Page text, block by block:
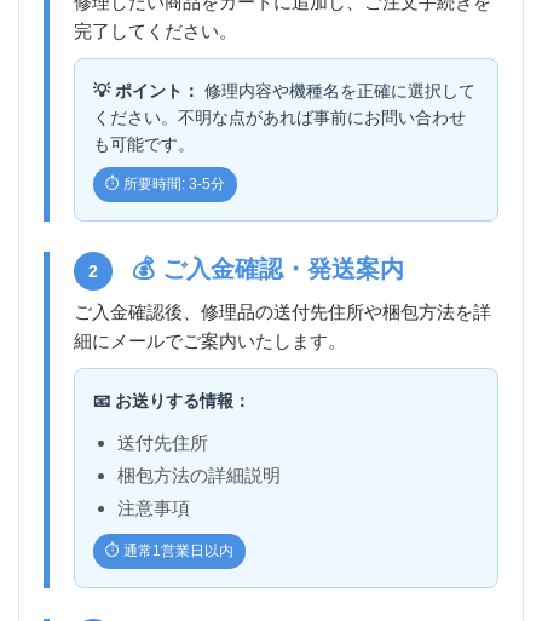
完了してください。
💡 ポイント： 修理内容や機種名を正確に選択して
ください。不明な点があれば事前にお問い合わせ
も可能です。
⏱️ 所要時間: 3-5分
2 💰 ご入金確認・発送案内
ご入金確認後、修理品の送付先住所や梱包方法を詳
細にメールでご案内いたします。
📧 お送りする情報：
送付先住所
梱包方法の詳細説明
注意事項
⏱️ 通常1営業日以内